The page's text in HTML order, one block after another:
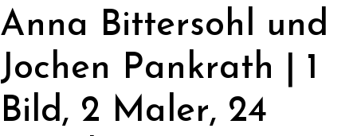
Anna Bittersohl und
Jochen Pankrath | 1
Bild, 2 Maler, 24